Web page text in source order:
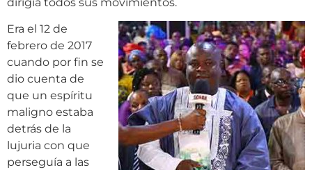
Era el 12 de
febrero de 2017
cuando por fin se
dio cuenta de
que un espíritu
maligno estaba
detrás de la
lujuria con que
perseguía a las